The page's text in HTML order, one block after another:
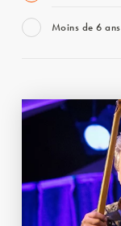
Moins de 6 ans